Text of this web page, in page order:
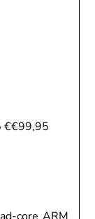
€€99,95